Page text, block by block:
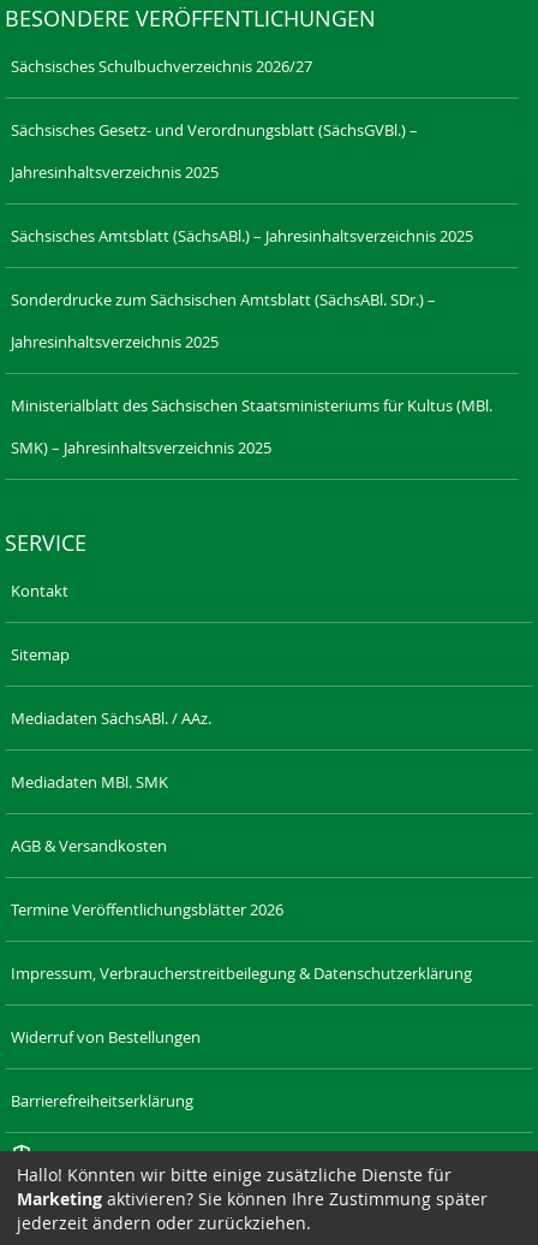
BESONDERE VERÖFFENTLICHUNGEN
Sächsisches Schulbuchverzeichnis 2026/27
Sächsisches Gesetz- und Verordnungsblatt (SächsGVBl.) –
Jahresinhaltsverzeichnis 2025
Sächsisches Amtsblatt (SächsABl.) – Jahresinhaltsverzeichnis 2025
Sonderdrucke zum Sächsischen Amtsblatt (SächsABl. SDr.) –
Jahresinhaltsverzeichnis 2025
Ministerialblatt des Sächsischen Staatsministeriums für Kultus (MBl.
SMK) – Jahresinhaltsverzeichnis 2025
SERVICE
Kontakt
Sitemap
Mediadaten SächsABl. / AAz.
Mediadaten MBl. SMK
AGB & Versandkosten
Termine Veröffentlichungsblätter 2026
Impressum, Verbraucherstreitbeilegung & Datenschutzerklärung
Widerruf von Bestellungen
Barrierefreiheitserklärung
Cookie-Einstellungen
SAXONIA-
Hallo! Könnten wir bitte einige zusätzliche Dienste für
Marketing aktivieren? Sie können Ihre Zustimmung später
jederzeit ändern oder zurückziehen.